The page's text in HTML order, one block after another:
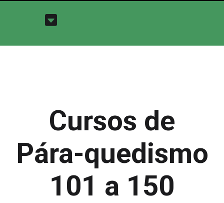
Cursos de
Pára-quedismo
101 a 150